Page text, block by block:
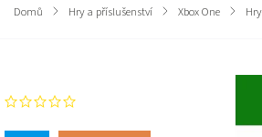
Domů / Hry a příslušenství / Xbox One / Hry